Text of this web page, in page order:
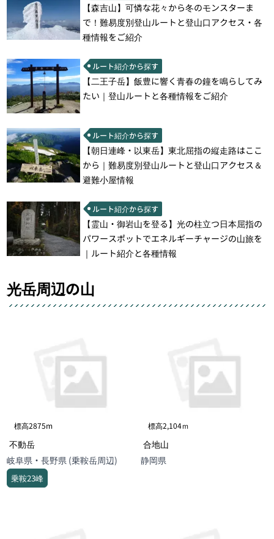
【森吉山】可憐な花々から冬のモンスターま
で！難易度別登山ルートと登山口アクセス・各
種情報をご紹介
ルート紹介から探す
【二王子岳】飯豊に響く青春の鐘を鳴らしてみ
たい｜登山ルートと各種情報をご紹介
ルート紹介から探す
【朝日連峰・以東岳】東北屈指の縦走路はここ
から｜難易度別登山ルートと登山口アクセス＆
避難小屋情報
ルート紹介から探す
【霊山・御岩山を登る】光の柱立つ日本屈指の
パワースポットでエネルギーチャージの山旅を
｜ルート紹介と各種情報
光岳周辺の山
標高2875m
不動岳
岐阜県・長野県 (乗鞍岳周辺)
乗鞍23峰
標高2,104ｍ
合地山
静岡県